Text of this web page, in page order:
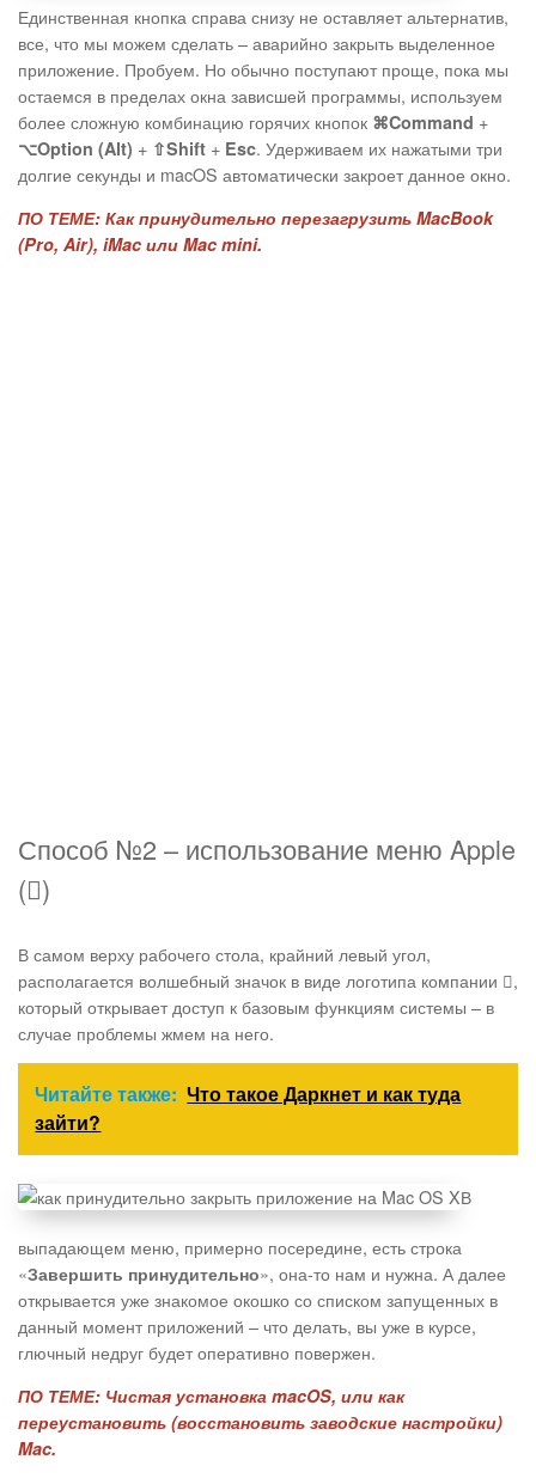
Единственная кнопка справа снизу не оставляет альтернатив,
все, что мы можем сделать – аварийно закрыть выделенное
приложение. Пробуем. Но обычно поступают проще, пока мы
остаемся в пределах окна зависшей программы, используем
более сложную комбинацию горячих кнопок ⌘Command +
⌥Option (Alt) + ⇧Shift + Esc. Удерживаем их нажатыми три
долгие секунды и macOS автоматически закроет данное окно.
ПО ТЕМЕ: Как принудительно перезагрузить MacBook
(Pro, Air), iMac или Mac mini.
Способ №2 – использование меню Apple
()
В самом верху рабочего стола, крайний левый угол,
располагается волшебный значок в виде логотипа компании ,
который открывает доступ к базовым функциям системы – в
случае проблемы жмем на него.
Читайте также: Что такое Даркнет и как туда
зайти?
В
выпадающем меню, примерно посередине, есть строка
«Завершить принудительно», она-то нам и нужна. А далее
открывается уже знакомое окошко со списком запущенных в
данный момент приложений – что делать, вы уже в курсе,
глючный недруг будет оперативно повержен.
ПО ТЕМЕ: Чистая установка macOS, или как
переустановить (восстановить заводские настройки)
Mac.